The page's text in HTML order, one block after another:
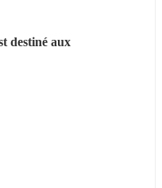
destiné aux